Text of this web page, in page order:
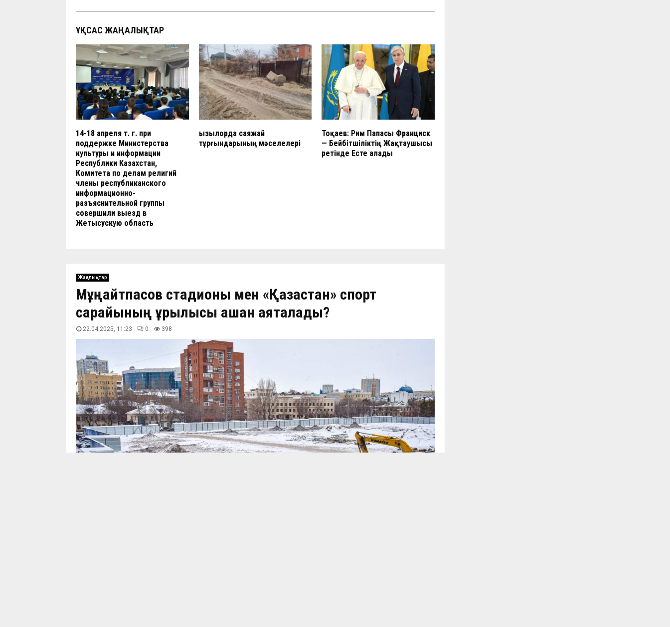
ҰҚСАС ЖАҢАЛЫҚТАР
14-18 апреля т. г. при
поддержке Министерства
культуры и информации
Республики Казахстан,
Комитета по делам религий
члены республиканского
информационно-
разъяснительной группы
совершили выезд в
Жетысускую область
Қызылорда саяжай
тұрғындарының мәселелері
Тоқаев: Рим Папасы Франциск
— Бейбітшіліктің Жақтаушысы
ретінде Есте Қалады
Жаңалықтар
Мұңайтпасов стадионы мен «Қазақстан» спорт
сарайының құрылысы қашан аяқталады?
22.04.2025, 11:23 0 399